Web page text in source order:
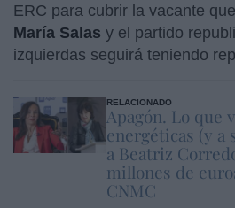
ERC para cubrir la vacante
María Salas y el partido
izquierdas seguirá teniendo
RELACIONADO
Apagón. Lo que
energéticas (y a
a Beatriz
millones de
CNMC